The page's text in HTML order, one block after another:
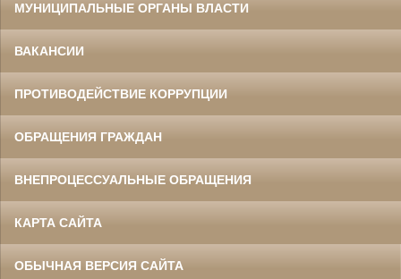
МУНИЦИПАЛЬНЫЕ ОРГАНЫ ВЛАСТИ
ВАКАНСИИ
ПРОТИВОДЕЙСТВИЕ КОРРУПЦИИ
ОБРАЩЕНИЯ ГРАЖДАН
ВНЕПРОЦЕССУАЛЬНЫЕ ОБРАЩЕНИЯ
КАРТА САЙТА
ОБЫЧНАЯ ВЕРСИЯ САЙТА